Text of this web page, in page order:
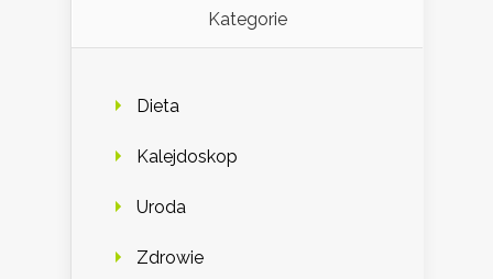
Kategorie
Dieta
Kalejdoskop
Uroda
Zdrowie